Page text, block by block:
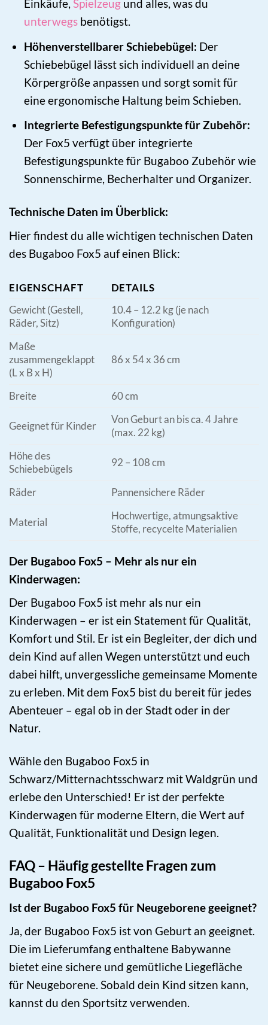
Einkäufe, Spielzeugund alles, was du
unterwegsbenötigst.
Höhenverstellbarer Schiebebügel: Der
Schiebebügel lässt sich individuell an deine
Körpergröße anpassen und sorgt somit für
eine ergonomische Haltung beim Schieben.
Integrierte Befestigungspunkte für Zubehör:
Der Fox5 verfügt über integrierte
Befestigungspunkte für Bugaboo Zubehör wie
Sonnenschirme, Becherhalter und Organizer.
Technische Daten im Überblick:
Hier findest du alle wichtigen technischen Daten
des Bugaboo Fox5 auf einen Blick:
EIGENSCHAFT
DETAILS
Gewicht (Gestell,
Räder, Sitz)
10.4 – 12.2 kg (je nach
Konfiguration)
Maße
zusammengeklappt
(L x B x H)
86 x 54 x 36 cm
Breite 60 cm
Geeignet für Kinder
Von Geburt an bis ca. 4 Jahre
(max. 22 kg)
Höhe des
Schiebebügels
92 – 108 cm
Räder Pannensichere Räder
Material
Hochwertige, atmungsaktive
Stoffe, recycelte Materialien
Der Bugaboo Fox5 – Mehr als nur ein
Kinderwagen:
Der Bugaboo Fox5 ist mehr als nur ein
Kinderwagen – er ist ein Statement für Qualität,
Komfort und Stil. Er ist ein Begleiter, der dich und
dein Kind auf allen Wegen unterstützt und euch
dabei hilft, unvergessliche gemeinsame Momente
zu erleben. Mit dem Fox5 bist du bereit für jedes
Abenteuer – egal ob in der Stadt oder in der
Natur.
Wähle den Bugaboo Fox5 in
Schwarz/Mitternachtsschwarz mit Waldgrün und
erlebe den Unterschied! Er ist der perfekte
Kinderwagen für moderne Eltern, die Wert auf
Qualität, Funktionalität und Design legen.
FAQ – Häufig gestellte Fragen zum
Bugaboo Fox5
Ist der Bugaboo Fox5 für Neugeborene geeignet?
Ja, der Bugaboo Fox5 ist von Geburt an geeignet.
Die im Lieferumfang enthaltene Babywanne
bietet eine sichere und gemütliche Liegefläche
für Neugeborene. Sobald dein Kind sitzen kann,
kannst du den Sportsitz verwenden.